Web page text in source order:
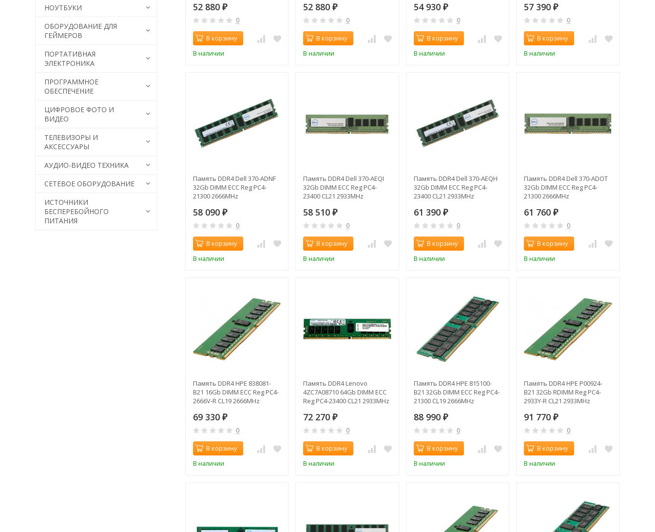
52 880 ₽
0
В корзину
В наличии
52 880₽
0
В корзину
В наличии
54 930 ₽
0
В корзину
В наличии
57 390₽
0
В корзину
В наличии
Память DDR4 Dell 370-ADNF
32Gb DIMM ECC Reg PC4-
21300 2666MHz
58 090 ₽
0
В корзину
В наличии
Память DDR4 Dell 370-AEQI
32Gb DIMM ECC Reg PC4-
23400 CL21 2933MHz
58 510₽
0
В корзину
В наличии
Память DDR4 Dell 370-AEQH
32Gb DIMM ECC Reg PC4-
23400 CL21 2933MHz
61 390 ₽
0
В корзину
В наличии
Память DDR4 Dell 370-ADOT
32Gb DIMM ECC Reg PC4-
21300 2666MHz
61 760₽
0
В корзину
В наличии
Память DDR4 HPE 838081-
B21 16Gb DIMM ECC Reg PC4-
2666V-R CL19 2666MHz
69 330 ₽
0
В корзину
В наличии
Память DDR4 Lenovo
4ZC7A08710 64Gb DIMM ECC
Reg PC4-23400 CL21 2933MHz
72 270₽
0
В корзину
В наличии
Память DDR4 HPE 815100-
B21 32Gb DIMM ECC Reg PC4-
21300 CL19 2666MHz
88 990 ₽
0
В корзину
В наличии
Память DDR4 HPE P00924-
B21 32Gb RDIMM Reg PC4-
2933Y-R CL21 2933MHz
91 770₽
0
В корзину
В наличии
НОУТБУКИ
ОБОРУДОВАНИЕ ДЛЯ
ГЕЙМЕРОВ
ПОРТАТИВНАЯ
ЭЛЕКТРОНИКА
ПРОГРАММНОЕ
ОБЕСПЕЧЕНИЕ
ЦИФРОВОЕ ФОТО И
ВИДЕО
ТЕЛЕВИЗОРЫ И
АКСЕССУАРЫ
АУДИО-ВИДЕО ТЕХНИКА
СЕТЕВОЕ ОБОРУДОВАНИЕ
ИСТОЧНИКИ
БЕСПЕРЕБОЙНОГО
ПИТАНИЯ